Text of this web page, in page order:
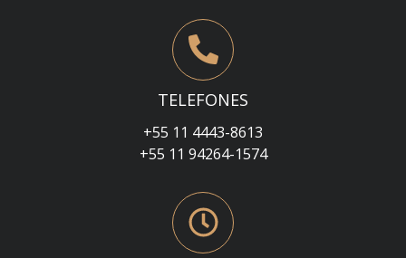
TELEFONES
+55 11 4443-8613
+55 11 94264-1574